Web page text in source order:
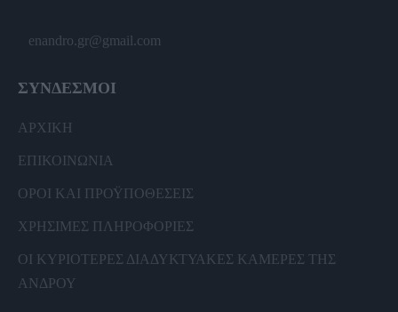
enandro.gr@gmail.com
ΣΥΝΔΕΣΜΟΙ
ΑΡΧΙΚΗ
ΕΠΙΚΟΙΝΩΝΙΑ
ΟΡΟΙ ΚΑΙ ΠΡΟΫΠΟΘΕΣΕΙΣ
ΧΡΗΣΙΜΕΣ ΠΛΗΡΟΦΟΡΙΕΣ
ΟΙ ΚΥΡΙΟΤΕΡΕΣ ΔΙΑΔΥΚΤΥΑΚΕΣ ΚΑΜΕΡΕΣ ΤΗΣ
ΑΝΔΡΟΥ